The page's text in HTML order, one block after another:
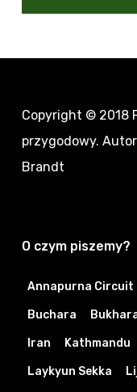
Copyright © 2018
przygodowy.
Brandt
O czym piszemy?
Annapurna Circuit
Buchara
Iran Kathmandu
Laykyun Sekka